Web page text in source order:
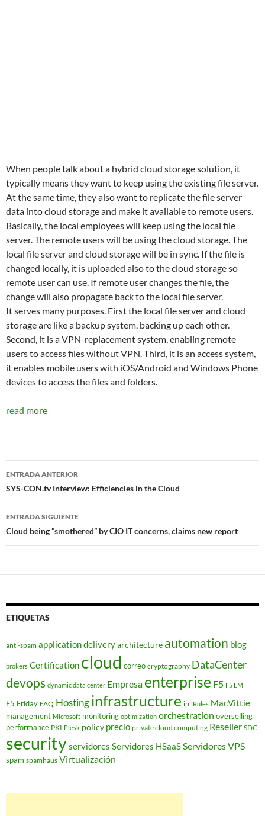
When people talk about a hybrid cloud storage solution, it
typically means they want to keep using the existing file server.
At the same time, they also want to replicate the file server
data into cloud storage and make it available to remote users.
Basically, the local employees will keep using the local file
server. The remote users will be using the cloud storage. The
local file server and cloud storage will be in sync. If the file is
changed locally, it is uploaded also to the cloud storage so
remote user can use. If remote user changes the file, the
change will also propagate back to the local file server.
It serves many purposes. First the local file server and cloud
storage are like a backup system, backing up each other.
Second, it is a VPN-replacement system, enabling remote
users to access files without VPN. Third, it is an access system,
it enables mobile users with iOS/Android and Windows Phone
devices to access the files and folders.
read more
Navegador
de
entradas
ENTRADA ANTERIOR
SYS-CON.tv Interview: Efficiencies in the Cloud
ENTRADA SIGUIENTE
Cloud being “smothered” by CIO IT concerns, claims new report
ETIQUETAS
anti-spam application deliveryarchitecture automation blog
brokers Certification cloud correo cryptography DataCenter
devops dynamic data center Empresa enterprise F5 F5 EM
F5 Friday FAQ Hostinginfrastructure ip iRules MacVittie
management Microsoft monitoring optimization orchestration overselling
performance PKI Plesk policy precio private cloud computing Reseller SDC
securityservidores Servidores HSaaSServidores VPS
spam spamhaus Virtualización